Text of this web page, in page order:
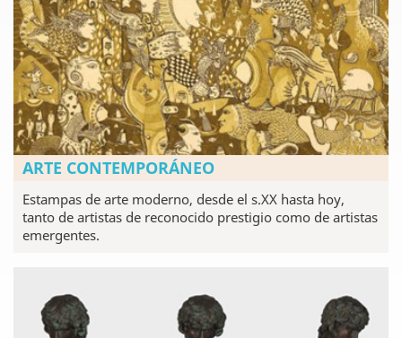
ARTE CONTEMPORÁNEO
Estampas de arte moderno, desde el s.XX hasta hoy,
tanto de artistas de reconocido prestigio como de artistas
emergentes.